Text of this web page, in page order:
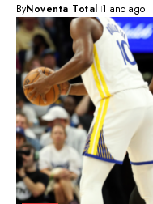
ByNoventa Total 1 año ago